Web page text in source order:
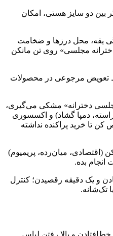
بین دو سایز هستی، امکان
یقه، محل درزها و ضخامت
مجلسی» روی تن مانکن
مرجوعی در محصولات
دخترانه» مشکی می‌گیری،
دمپا گشاد) و اکسسوری
تا خرید پراکنده نداشته
میان‌رده، پریمیوم)
بده.
و یک دقیقه رقصیدن؛ کنترل
تک‌شانه.
و بالا رفتن لباس